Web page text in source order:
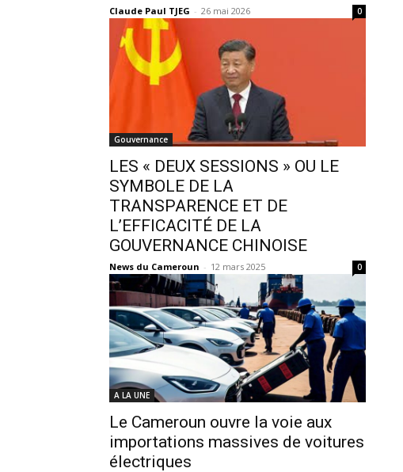
Claude Paul TJEG - 26 mai 2026 0
Gouvernance
LES « DEUX SESSIONS » OU LE
SYMBOLE DE LA
TRANSPARENCE ET DE
L’EFFICACITÉ DE LA
GOUVERNANCE CHINOISE
News du Cameroun - 12 mars 2025 0
A LA UNE
Le Cameroun ouvre la voie aux
importations massives de voitures
électriques